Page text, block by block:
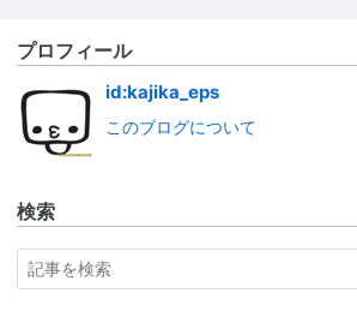
プロフィール
id:kajika_eps
このブログについて
検索